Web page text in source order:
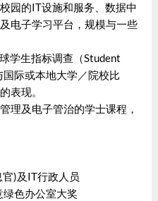
园的IT设施和服务、数据中
电子学习平台，规模与一些
学生指标调查（Student
际或本地大学／院校比
表现。
理及电子管治的学士课程，
)及IT行政人员
色办公室大奖